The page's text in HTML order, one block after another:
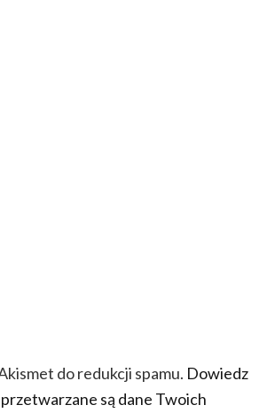
do redukcji spamu. Dowiedz
są dane Twoich